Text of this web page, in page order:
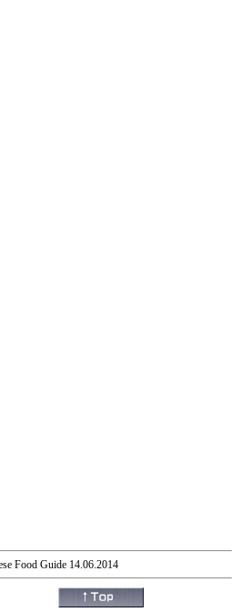
Food Guide 14.06.2014